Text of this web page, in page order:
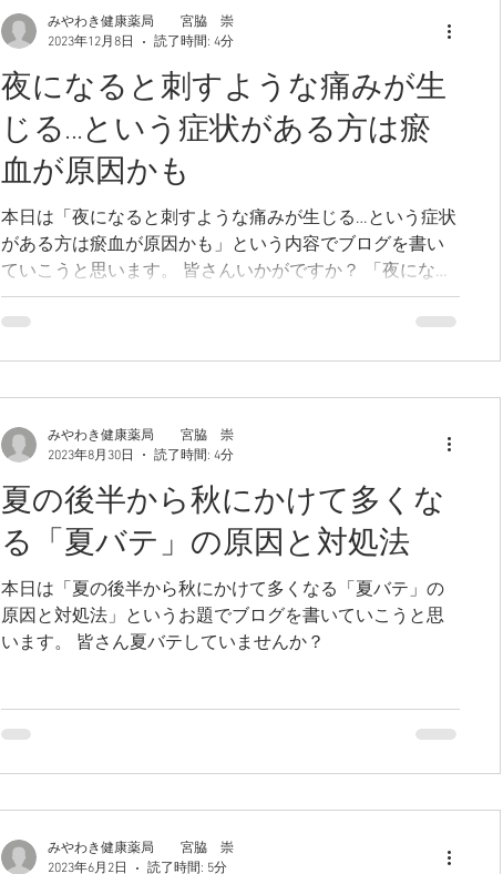
夜になると刺すような痛みが生
じる…という症状がある方は瘀
血が原因かも
本日は「夜になると刺すような痛みが生じる…という症状
がある方は瘀血が原因かも」という内容でブログを書い
ていこうと思います。 皆さんいかがですか？ 「夜になる
と釘で刺されたような痛みが出る…」などはありません
か？
みやわき健康薬局 宮脇 崇
2023年12月8日
読了時間: 4分
夏の後半から秋にかけて多くな
る「夏バテ」の原因と対処法
本日は「夏の後半から秋にかけて多くなる「夏バテ」の
原因と対処法」というお題でブログを書いていこうと思
います。 皆さん夏バテしていませんか？
みやわき健康薬局 宮脇 崇
2023年8月30日
読了時間: 4分
みやわき健康薬局 宮脇 崇
2023年6月2日
読了時間: 5分